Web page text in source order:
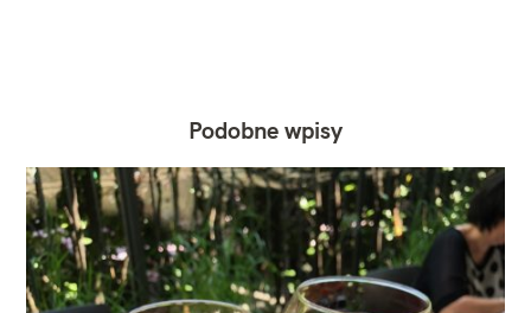
Podobne wpisy